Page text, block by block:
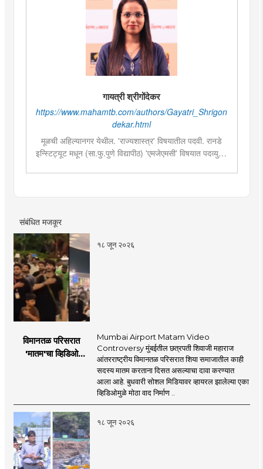
गायत्री श्रीगोंदेकर
https://www.mahamtb.com/authors/Gayatri_Shrigon
dekar.html
मूळची अहिल्यानगर येथील. 'राज्यशास्त्र' विषयातील पदवी. रानडे
इन्स्टिट्यूट मधून (सा.फु.पुणे विद्यापीठ) 'एमजेएमसी' विषयात पदव्युत्तर
पदावर रुजू. सद्यस्थितीत 'इन्फ्रास्ट्रक्चर आणि डेव्हलपमेंट' विशेष
संबंधित मजकूर
१८ जून २०२६
विमानतळ परिसरात
'मातम'चा व्हिडिओ
Mumbai Airport Matam Video
Controversy मुंबईतील छत्रपती शिवाजी महाराज
आंतरराष्ट्रीय विमानतळ परिसरात शिया समाजातील काही
सदस्य मातम करताना दिसत असल्याचा दावा करण्यात
आला आहे. बुधवारी सोशल मिडियावर व्हायरल झालेल्या एका
व्हिडिओमुळे मोठा वाद निर्माण ..
१८ जून २०२६